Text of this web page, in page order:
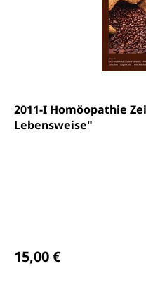
2011-I Homöopathie
Lebensweise"
15,00 €